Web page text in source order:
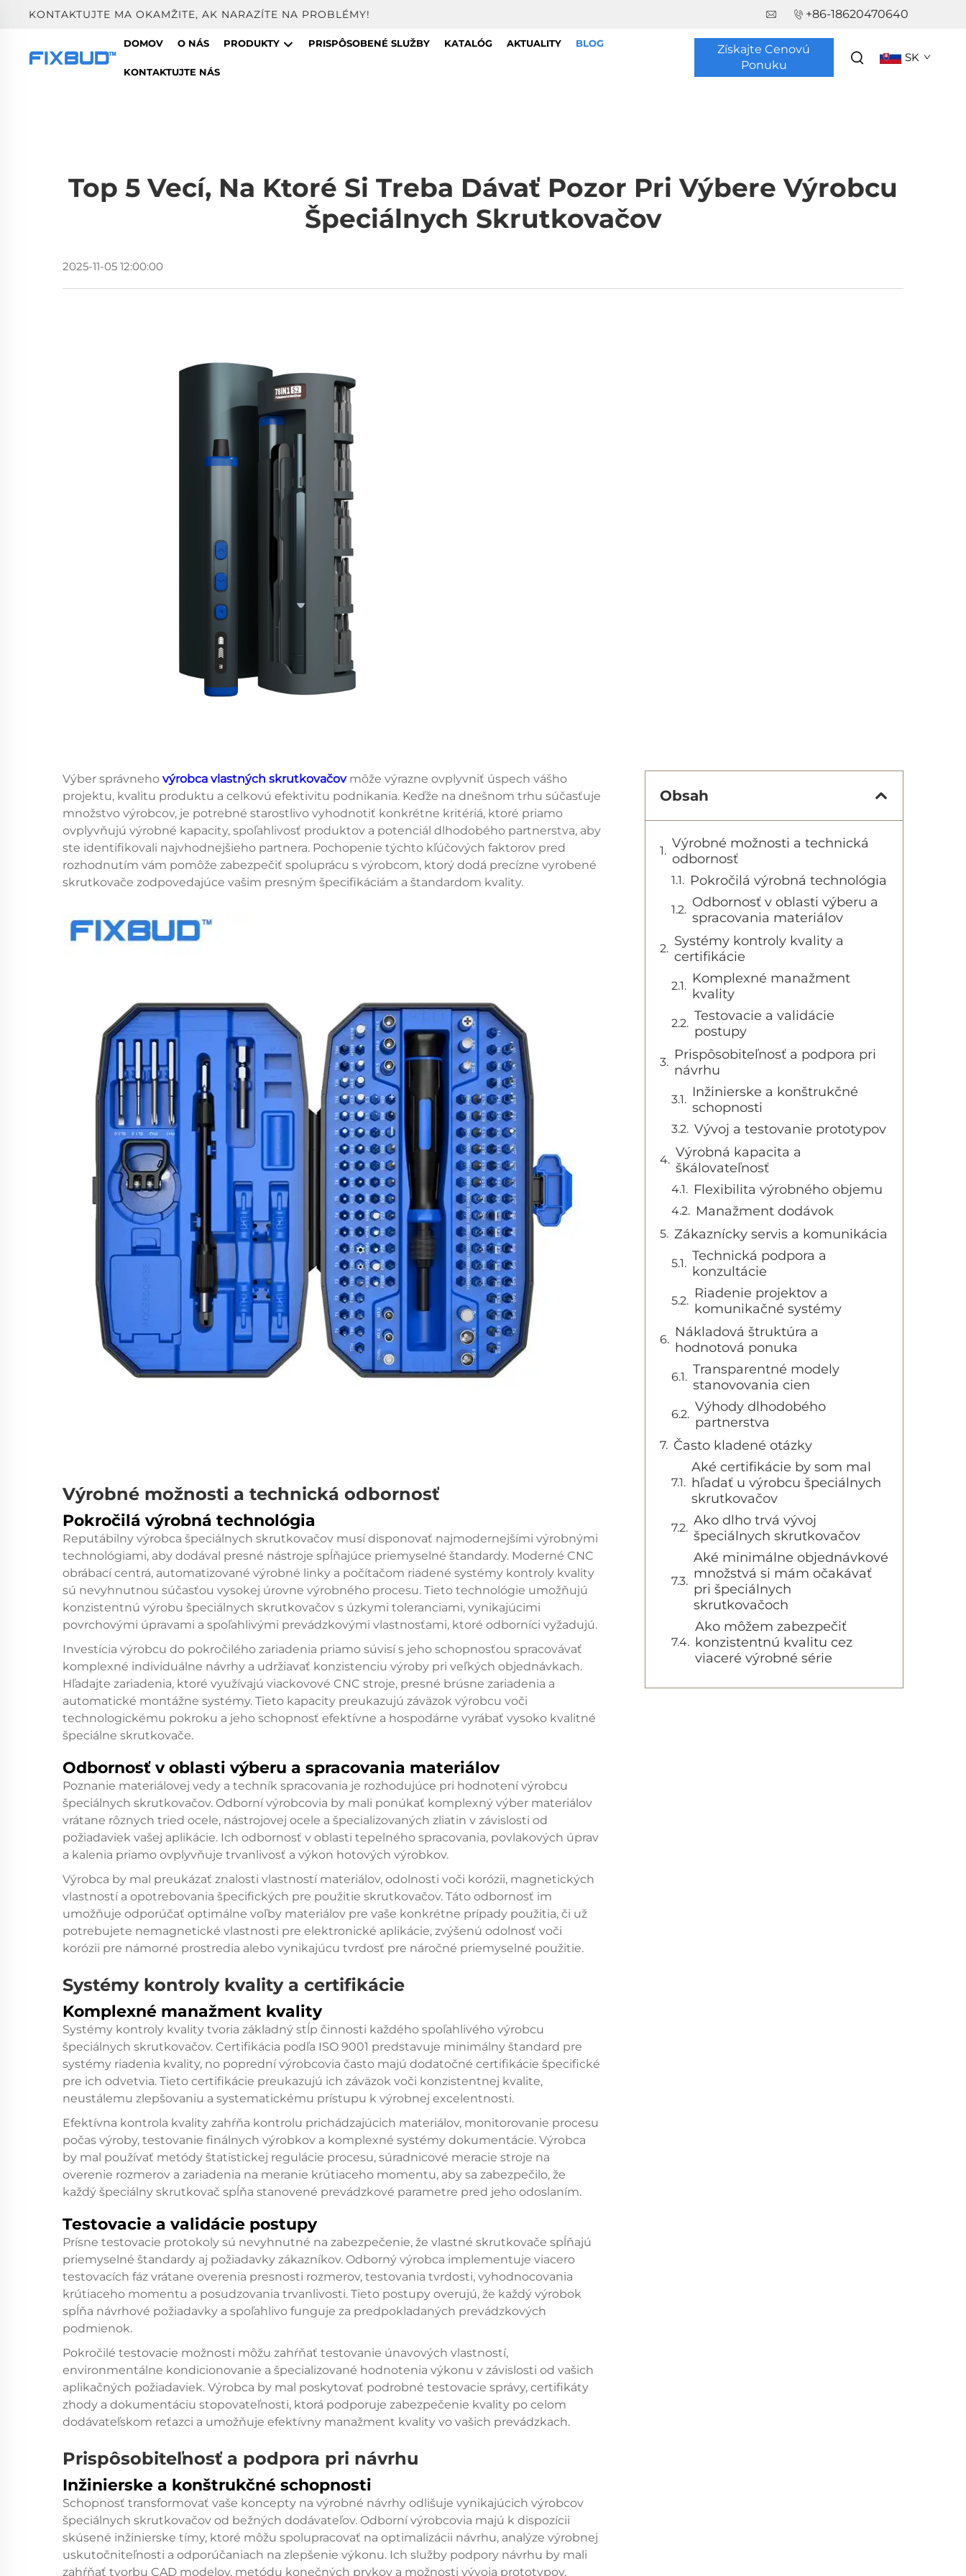
KONTAKTUJTE MA OKAMŽITE, AK NARAZÍTE NA PROBLÉMY! +86-18620470640
DOMOV O NÁS PRODUKTY PRISPÔSOBENÉ SLUŽBY KATALÓG AKTUALITY BLOG
KONTAKTUJTE NÁS
Získajte Cenovú
Ponuku
SK
Top 5 Vecí, Na Ktoré Si Treba Dávať Pozor Pri Výbere Výrobcu
Špeciálnych Skrutkovačov
2025-11-05 12:00:00
Výber správneho výrobca vlastných skrutkovačov môže výrazne ovplyvniť úspech vášho
projektu, kvalitu produktu a celkovú efektivitu podnikania. Keďže na dnešnom trhu súčasťuje
množstvo výrobcov, je potrebné starostlivo vyhodnotiť konkrétne kritériá, ktoré priamo
ovplyvňujú výrobné kapacity, spoľahlivosť produktov a potenciál dlhodobého partnerstva, aby
ste identifikovali najvhodnejšieho partnera. Pochopenie týchto kľúčových faktorov pred
rozhodnutím vám pomôže zabezpečiť spoluprácu s výrobcom, ktorý dodá precízne vyrobené
skrutkovače zodpovedajúce vašim presným špecifikáciám a štandardom kvality.
Výrobné možnosti a technická odbornosť
Pokročilá výrobná technológia
Reputábilny výrobca špeciálnych skrutkovačov musí disponovať najmodernejšími výrobnými
technológiami, aby dodával presné nástroje spĺňajúce priemyselné štandardy. Moderné CNC
obrábací centrá, automatizované výrobné linky a počítačom riadené systémy kontroly kvality
sú nevyhnutnou súčasťou vysokej úrovne výrobného procesu. Tieto technológie umožňujú
konzistentnú výrobu špeciálnych skrutkovačov s úzkymi toleranciami, vynikajúcimi
povrchovými úpravami a spoľahlivými prevádzkovými vlastnosťami, ktoré odborníci vyžadujú.
Investícia výrobcu do pokročilého zariadenia priamo súvisí s jeho schopnosťou spracovávať
komplexné individuálne návrhy a udržiavať konzistenciu výroby pri veľkých objednávkach.
Hľadajte zariadenia, ktoré využívajú viackovové CNC stroje, presné brúsne zariadenia a
automatické montážne systémy. Tieto kapacity preukazujú záväzok výrobcu voči
technologickému pokroku a jeho schopnosť efektívne a hospodárne vyrábať vysoko kvalitné
špeciálne skrutkovače.
Odbornosť v oblasti výberu a spracovania materiálov
Poznanie materiálovej vedy a techník spracovania je rozhodujúce pri hodnotení výrobcu
špeciálnych skrutkovačov. Odborní výrobcovia by mali ponúkať komplexný výber materiálov
vrátane rôznych tried ocele, nástrojovej ocele a špecializovaných zliatin v závislosti od
požiadaviek vašej aplikácie. Ich odbornosť v oblasti tepelného spracovania, povlakových úprav
a kalenia priamo ovplyvňuje trvanlivosť a výkon hotových výrobkov.
Výrobca by mal preukázať znalosti vlastností materiálov, odolnosti voči korózii, magnetických
vlastností a opotrebovania špecifických pre použitie skrutkovačov. Táto odbornosť im
umožňuje odporúčať optimálne voľby materiálov pre vaše konkrétne prípady použitia, či už
potrebujete nemagnetické vlastnosti pre elektronické aplikácie, zvýšenú odolnosť voči
korózii pre námorné prostredia alebo vynikajúcu tvrdosť pre náročné priemyselné použitie.
Systémy kontroly kvality a certifikácie
Komplexné manažment kvality
Systémy kontroly kvality tvoria základný stĺp činnosti každého spoľahlivého výrobcu
špeciálnych skrutkovačov. Certifikácia podľa ISO 9001 predstavuje minimálny štandard pre
systémy riadenia kvality, no poprední výrobcovia často majú dodatočné certifikácie špecifické
pre ich odvetvia. Tieto certifikácie preukazujú ich záväzok voči konzistentnej kvalite,
neustálemu zlepšovaniu a systematickému prístupu k výrobnej excelentnosti.
Efektívna kontrola kvality zahŕňa kontrolu prichádzajúcich materiálov, monitorovanie procesu
počas výroby, testovanie finálnych výrobkov a komplexné systémy dokumentácie. Výrobca
by mal používať metódy štatistickej regulácie procesu, súradnicové meracie stroje na
overenie rozmerov a zariadenia na meranie krútiaceho momentu, aby sa zabezpečilo, že
každý špeciálny skrutkovač spĺňa stanovené prevádzkové parametre pred jeho odoslaním.
Testovacie a validácie postupy
Prísne testovacie protokoly sú nevyhnutné na zabezpečenie, že vlastné skrutkovače spĺňajú
priemyselné štandardy aj požiadavky zákazníkov. Odborný výrobca implementuje viacero
testovacích fáz vrátane overenia presnosti rozmerov, testovania tvrdosti, vyhodnocovania
krútiaceho momentu a posudzovania trvanlivosti. Tieto postupy overujú, že každý výrobok
spĺňa návrhové požiadavky a spoľahlivo funguje za predpokladaných prevádzkových
podmienok.
Pokročilé testovacie možnosti môžu zahŕňať testovanie únavových vlastností,
environmentálne kondicionovanie a špecializované hodnotenia výkonu v závislosti od vašich
aplikačných požiadaviek. Výrobca by mal poskytovať podrobné testovacie správy, certifikáty
zhody a dokumentáciu stopovateľnosti, ktorá podporuje zabezpečenie kvality po celom
dodávateľskom reťazci a umožňuje efektívny manažment kvality vo vašich prevádzkach.
Prispôsobiteľnosť a podpora pri návrhu
Inžinierske a konštrukčné schopnosti
Schopnosť transformovať vaše koncepty na výrobné návrhy odlišuje vynikajúcich výrobcov
špeciálnych skrutkovačov od bežných dodávateľov. Odborní výrobcovia majú k dispozícii
skúsené inžinierske tímy, ktoré môžu spolupracovať na optimalizácii návrhu, analýze výrobnej
uskutočniteľnosti a odporúčaniach na zlepšenie výkonu. Ich služby podpory návrhu by mali
zahŕňať tvorbu CAD modelov, metódu konečných prvkov a možnosti vývoja prototypov.
Obsah
Výrobné možnosti a technická
odbornosť
Pokročilá výrobná technológia
Odbornosť v oblasti výberu a
spracovania materiálov
Systémy kontroly kvality a
certifikácie
Komplexné manažment
kvality
Testovacie a validácie
postupy
Prispôsobiteľnosť a podpora pri
návrhu
Inžinierske a konštrukčné
schopnosti
Vývoj a testovanie prototypov
Výrobná kapacita a
škálovateľnosť
Flexibilita výrobného objemu
Manažment dodávok
Zákaznícky servis a komunikácia
Technická podpora a
konzultácie
Riadenie projektov a
komunikačné systémy
Nákladová štruktúra a
hodnotová ponuka
Transparentné modely
stanovovania cien
Výhody dlhodobého
partnerstva
Často kladené otázky
Aké certifikácie by som mal
hľadať u výrobcu špeciálnych
skrutkovačov
Ako dlho trvá vývoj
špeciálnych skrutkovačov
Aké minimálne objednávkové
množstvá si mám očakávať
pri špeciálnych
skrutkovačoch
Ako môžem zabezpečiť
konzistentnú kvalitu cez
viaceré výrobné série